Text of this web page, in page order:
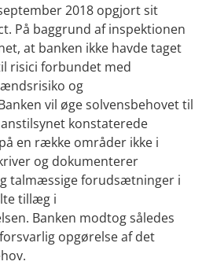
2018 opgjort sit
På baggrund af inspektionen
at banken ikke havde taget
risici forbundet med
og
vil øge solvensbehovet til
konstaterede
en række områder ikke i
og dokumenterer
talmæssige forudsætninger i
tillæg i
Banken modtog således
opgørelse af det